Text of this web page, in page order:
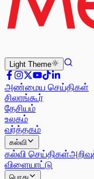
Light Theme
அண்மைய செய்திகள்
சிலாங்கூர்
தேசியம்
உலகம்
வர்த்தகம்
கல்வி
கல்வி செய்திகள்
விளையாட்டு
பொது